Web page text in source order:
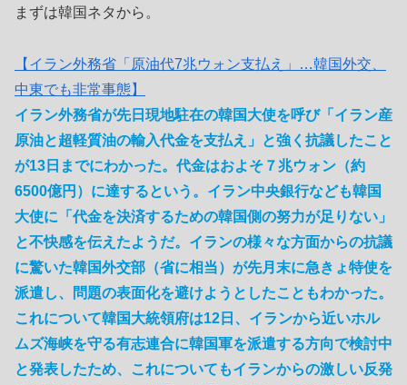
まずは韓国ネタから。
【イラン外務省「原油代7兆ウォン支払え」…韓国外交、
中東でも非常事態】
イラン外務省が先日現地駐在の韓国大使を呼び「イラン産
原油と超軽質油の輸入代金を支払え」と強く抗議したこと
が13日までにわかった。代金はおよそ７兆ウォン（約
6500億円）に達するという。イラン中央銀行なども韓国
大使に「代金を決済するための韓国側の努力が足りない」
と不快感を伝えたようだ。イランの様々な方面からの抗議
に驚いた韓国外交部（省に相当）が先月末に急きょ特使を
派遣し、問題の表面化を避けようとしたこともわかった。
これについて韓国大統領府は12日、イランから近いホル
ムズ海峡を守る有志連合に韓国軍を派遣する方向で検討中
と発表したため、これについてもイランからの激しい反発